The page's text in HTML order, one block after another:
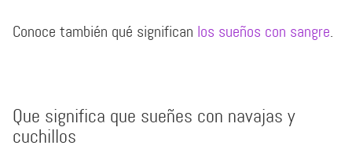
Conoce también qué significan los sueños con sangre.
Que significa que sueñes con navajas y
cuchillos